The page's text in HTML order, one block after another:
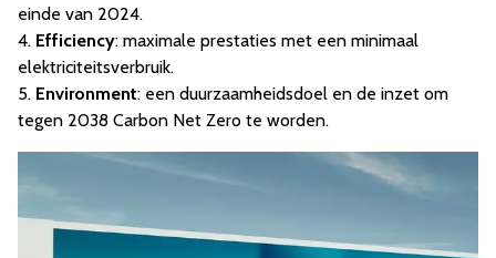
einde van 2024.
4. Efficiency: maximale prestaties met een minimaal
elektriciteitsverbruik.
5. Environment: een duurzaamheidsdoel en de inzet om
tegen 2038 Carbon Net Zero te worden.